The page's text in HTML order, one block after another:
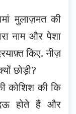
मुलाज़मत की
नाम और पेशा
किए. नीज़
छोड़ी?
कोशिश की कि
होते हैं और